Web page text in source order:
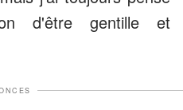
d'être gentille et